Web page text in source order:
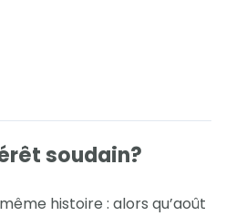
soudain?
histoire : alors qu’août